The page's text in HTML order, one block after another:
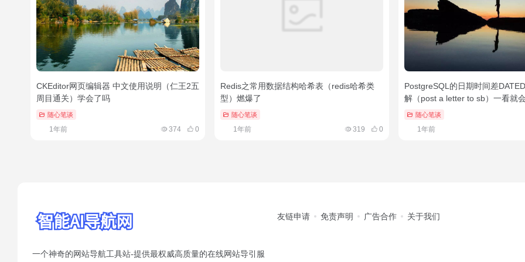
CKEditor网页编辑器 中文使用说明（仁王2五
周目通关）学会了吗
随心笔谈
1年前 374 0
Redis之常用数据结构哈希表（redis哈希类
型）燃爆了
随心笔谈
1年前 319 0
PostgreSQL的日期时间差
解（post a letter to sb）一看就
随心笔谈
1年前
一个神奇的网站导航工具站-提供最权威高质量的在线网站导引服
友链申请 免责声明 广告合作 关于我们